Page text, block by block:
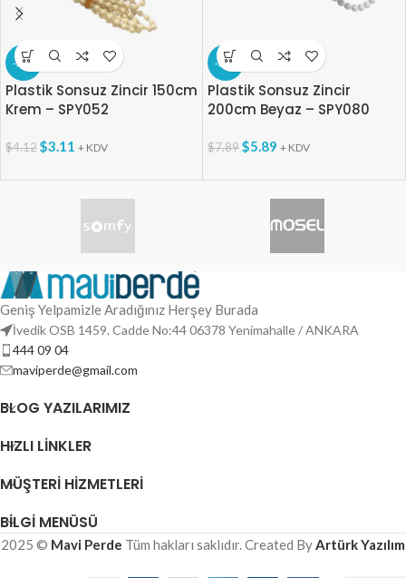
-25%
Plastik Sonsuz Zincir 150cm
Krem – SPY052
$4.12$3.11 + KDV
-25%
Plastik Sonsuz Zincir
200cm Beyaz – SPY080
$7.89$5.89 + KDV
Geniş Yelpamizle Aradığınız Herşey Burada
İvedik OSB 1459. Cadde No:44 06378 Yenimahalle / ANKARA
444 09 04
maviperde@gmail.com
BLOG YAZILARIMIZ
HIZLI LINKLER
MÜŞTERI HIZMETLERI
BILGI MENÜSÜ
2025 © Mavi Perde Tüm hakları saklıdır. Created ByArtürk Yazılım